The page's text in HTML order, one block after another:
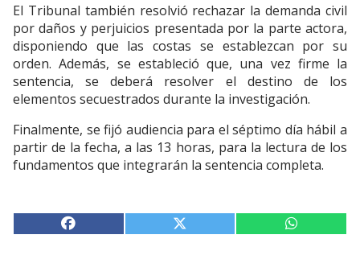
El Tribunal también resolvió rechazar la demanda civil
por daños y perjuicios presentada por la parte actora,
disponiendo que las costas se establezcan por su
orden. Además, se estableció que, una vez firme la
sentencia, se deberá resolver el destino de los
elementos secuestrados durante la investigación.
Finalmente, se fijó audiencia para el séptimo día hábil a
partir de la fecha, a las 13 horas, para la lectura de los
fundamentos que integrarán la sentencia completa.